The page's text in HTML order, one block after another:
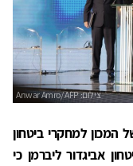
המכון למחקרי ביטחון
שר הביטחון אביגדור ליברמן כי